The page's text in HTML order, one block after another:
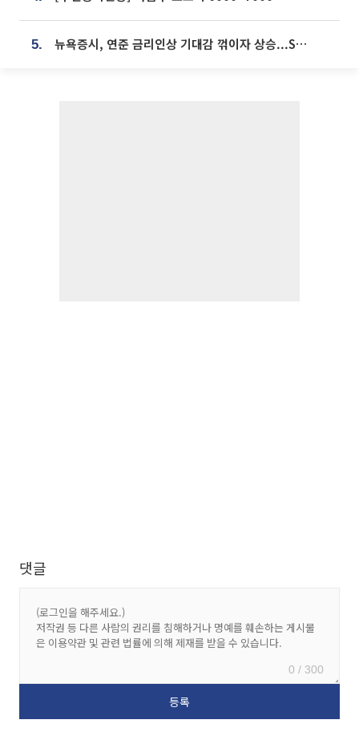
5. 뉴욕증시, 연준 금리인상 기대감 꺾이자 상승...S&P500 사상 최고치 [종합]
댓글
0 / 300